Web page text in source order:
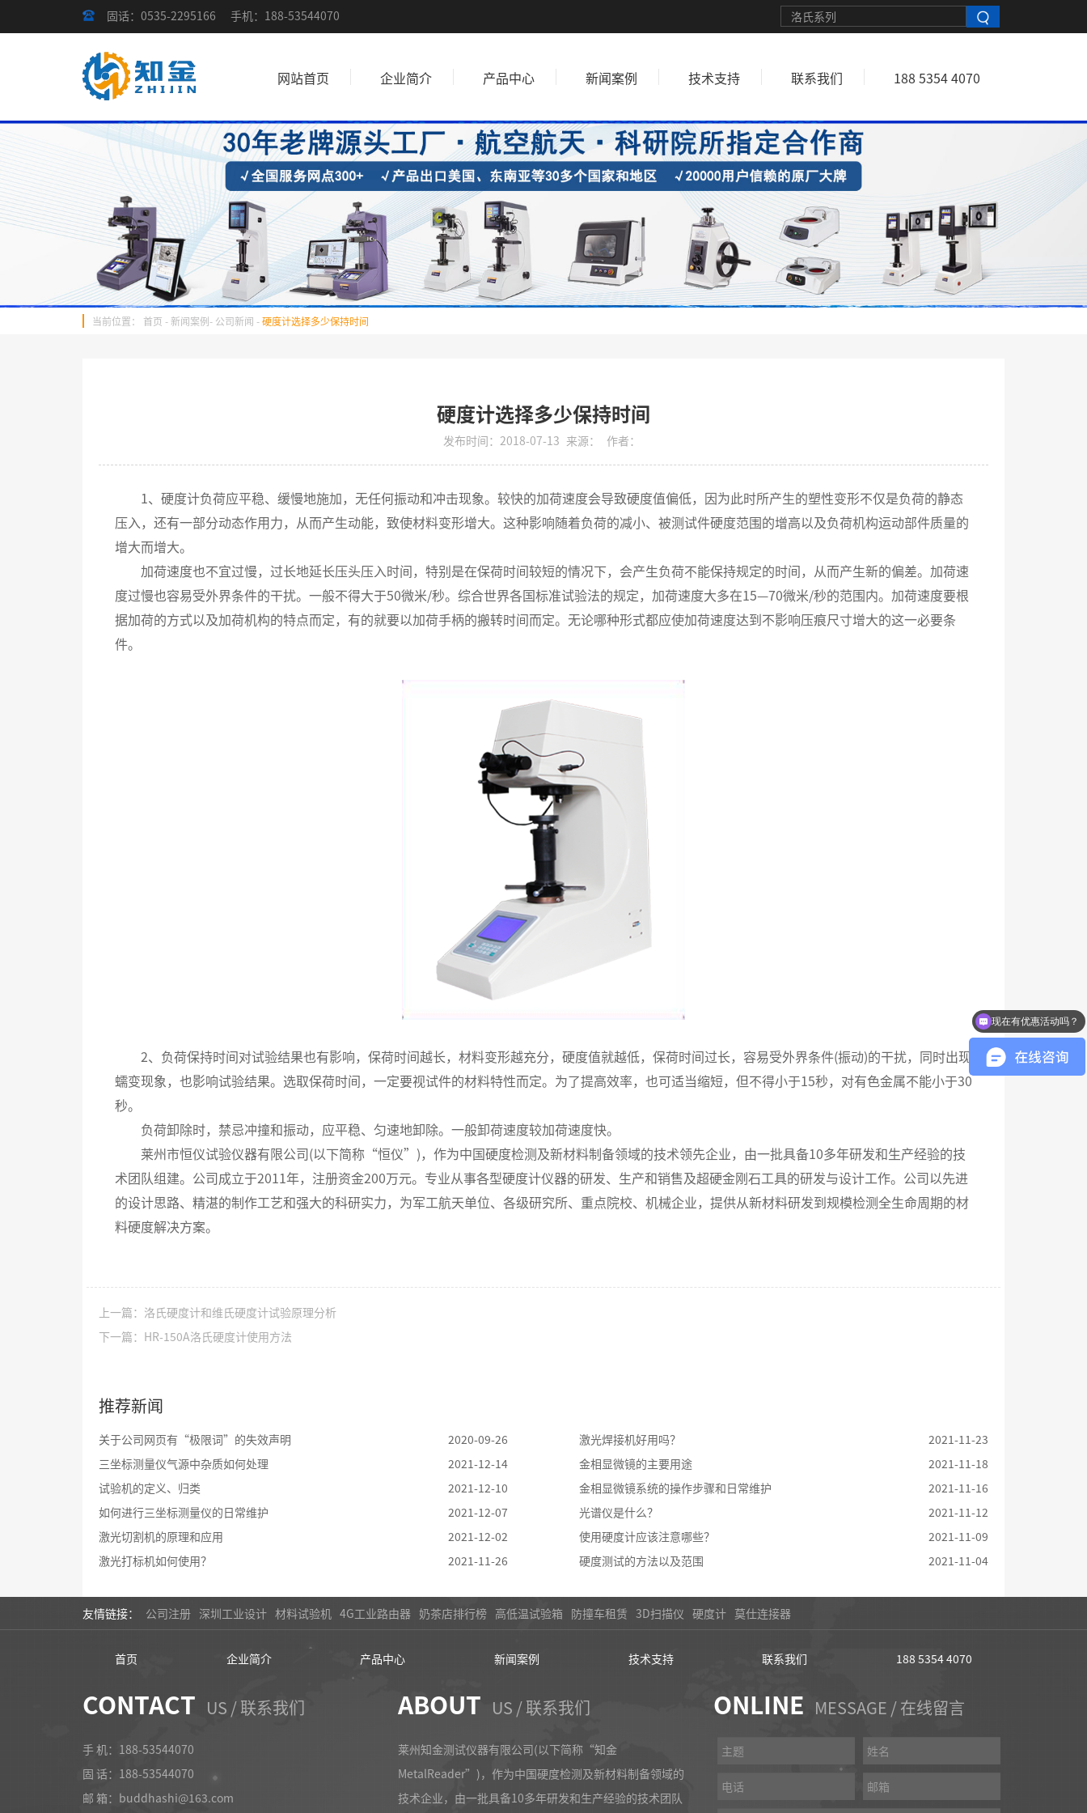
固话：0535-2295166 手机：188-53544070
网站首页 企业简介 产品中心 新闻案例 技术支持 联系我们 188 5354 4070
当前位置： 首页 - 新闻案例- 公司新闻 -硬度计选择多少保持时间
硬度计选择多少保持时间
发布时间：2018-07-13 来源： 作者：
1、硬度计负荷应平稳、缓慢地施加，无任何振动和冲击现象。较快的加荷速度会导致硬度值偏低，因为此时所产生的塑性变形不仅是负荷的静态
压入，还有一部分动态作用力，从而产生动能，致使材料变形增大。这种影响随着负荷的减小、被测试件硬度范围的增高以及负荷机构运动部件质量的
增大而增大。
加荷速度也不宜过慢，过长地延长压头压入时间，特别是在保荷时间较短的情况下，会产生负荷不能保持规定的时间，从而产生新的偏差。加荷速
度过慢也容易受外界条件的干扰。一般不得大于50微米/秒。综合世界各国标准试验法的规定，加荷速度大多在15—70微米/秒的范围内。加荷速度要根
据加荷的方式以及加荷机构的特点而定，有的就要以加荷手柄的搬转时间而定。无论哪种形式都应使加荷速度达到不影响压痕尺寸增大的这一必要条
件。
2、负荷保持时间对试验结果也有影响，保荷时间越长，材料变形越充分，硬度值就越低，保荷时间过长，容易受外界条件(振动)的干扰，同时出现
蠕变现象，也影响试验结果。选取保荷时间，一定要视试件的材料特性而定。为了提高效率，也可适当缩短，但不得小于15秒，对有色金属不能小于30
秒。
负荷卸除时，禁忌冲撞和振动，应平稳、匀速地卸除。一般卸荷速度较加荷速度快。
莱州市恒仪试验仪器有限公司(以下简称“恒仪”)，作为中国硬度检测及新材料制备领域的技术领先企业，由一批具备10多年研发和生产经验的技
术团队组建。公司成立于2011年，注册资金200万元。专业从事各型硬度计仪器的研发、生产和销售及超硬金刚石工具的研发与设计工作。公司以先进
的设计思路、精湛的制作工艺和强大的科研实力，为军工航天单位、各级研究所、重点院校、机械企业，提供从新材料研发到规模检测全生命周期的材
料硬度解决方案。
上一篇：洛氏硬度计和维氏硬度计试验原理分析
下一篇：HR-150A洛氏硬度计使用方法
推荐新闻
关于公司网页有“极限词”的失效声明
2020-09-26
三坐标测量仪气源中杂质如何处理
2021-12-14
试验机的定义、归类
2021-12-10
如何进行三坐标测量仪的日常维护
2021-12-07
激光切割机的原理和应用
2021-12-02
激光打标机如何使用？
2021-11-26
激光焊接机好用吗？
2021-11-23
金相显微镜的主要用途
2021-11-18
金相显微镜系统的操作步骤和日常维护
2021-11-16
光谱仪是什么？
2021-11-12
使用硬度计应该注意哪些？
2021-11-09
硬度测试的方法以及范围
2021-11-04
友情链接： 公司注册 深圳工业设计 材料试验机 4G工业路由器 奶茶店排行榜 高低温试验箱 防撞车租赁 3D扫描仪 硬度计 莫仕连接器
首页 企业简介 产品中心 新闻案例 技术支持 联系我们 188 5354 4070
CONTACT US / 联系我们
手 机：188-53544070
固 话： 188-53544070
邮 箱：buddhashi@163.com
ABOUT US / 联系我们
莱州知金测试仪器有限公司(以下简称“知金
MetalReader”)，作为中国硬度检测及新材料制备领域的
技术企业，由一批具备10多年研发和生产经验的技术团队
ONLINE MESSAGE / 在线留言
你们是硬度计厂家吗？